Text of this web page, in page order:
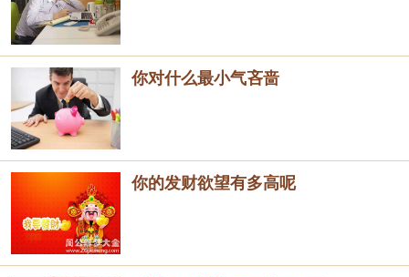
你对什么最小气吝啬
你的发财欲望有多高呢